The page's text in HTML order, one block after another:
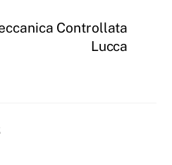
Controllata
Lucca